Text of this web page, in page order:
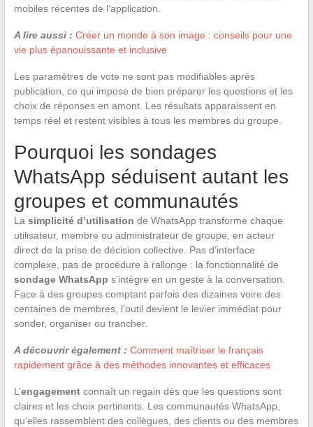
mobiles récentes de l’application.
A lire aussi : Créer un monde à son image : conseils pour une
vie plus épanouissante et inclusive
Les paramètres de vote ne sont pas modifiables après
publication, ce qui impose de bien préparer les questions et les
choix de réponses en amont. Les résultats apparaissent en
temps réel et restent visibles à tous les membres du groupe.
Pourquoi les sondages
WhatsApp séduisent autant les
groupes et communautés
La simplicité d’utilisation de WhatsApp transforme chaque
utilisateur, membre ou administrateur de groupe, en acteur
direct de la prise de décision collective. Pas d’interface
complexe, pas de procédure à rallonge : la fonctionnalité de
sondage WhatsApp s’intègre en un geste à la conversation.
Face à des groupes comptant parfois des dizaines voire des
centaines de membres, l’outil devient le levier immédiat pour
sonder, organiser ou trancher.
A découvrir également : Comment maîtriser le français
rapidement grâce à des méthodes innovantes et efficaces
L’engagementconnaît un regain dès que les questions sont
claires et les choix pertinents. Les communautés WhatsApp,
qu’elles rassemblent des collègues, des clients ou des membres